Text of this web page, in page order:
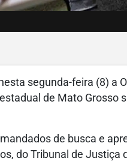
segunda-feira (8) a
de Mato Grosso
de busca e
do Tribunal de Justiça